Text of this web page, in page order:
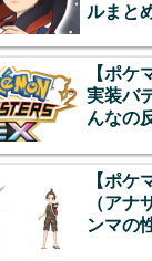
ルまと
【ポケ
実装バ
んなの
【ポケ
（アナ
ンマの